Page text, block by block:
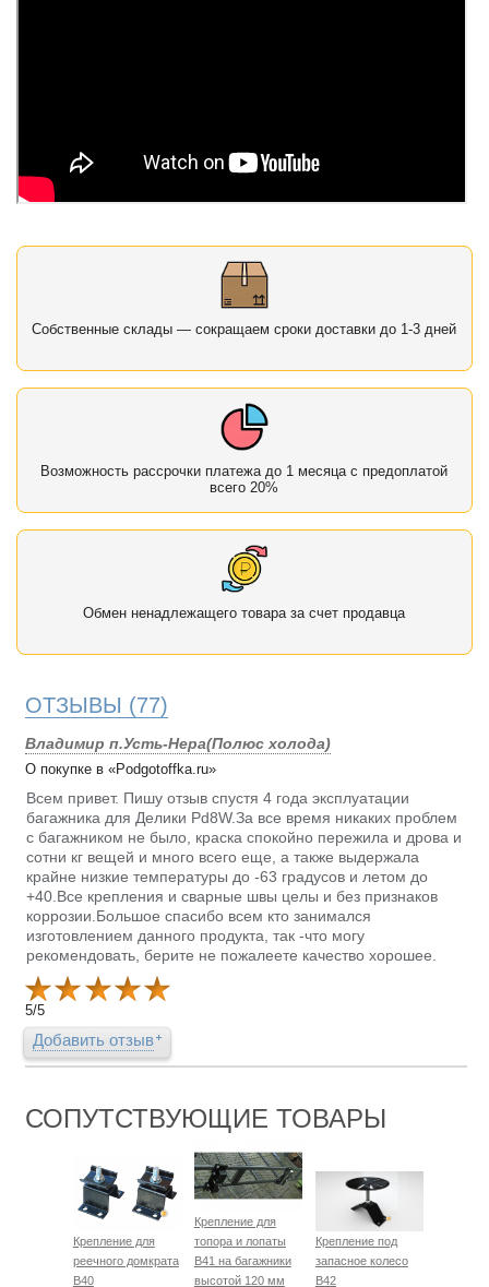
Собственные склады — сокращаем сроки доставки до 1-3 дней
Возможность рассрочки платежа до 1 месяца с предоплатой
всего 20%
Обмен ненадлежащего товара за счет продавца
ОТЗЫВЫ (77)
Владимир п.Усть-Нера(Полюс холода)
О покупке в «Podgotoffka.ru»
Всем привет. Пишу отзыв спустя 4 года эксплуатации
багажника для Делики Pd8W.За все время никаких проблем
с багажником не было, краска спокойно пережила и дрова и
сотни кг вещей и много всего еще, а также выдержала
крайне низкие температуры до -63 градусов и летом до
+40.Все крепления и сварные швы целы и без признаков
коррозии.Большое спасибо всем кто занимался
изготовлением данного продукта, так -что могу
рекомендовать, берите не пожалеете качество хорошее.
5/5
Добавить отзыв
СОПУТСТВУЮЩИЕ ТОВАРЫ
Крепление для
реечного домкрата
B40
Крепление для
топора и лопаты
B41 на багажники
высотой 120 мм
Крепление под
запасное колесо
B42